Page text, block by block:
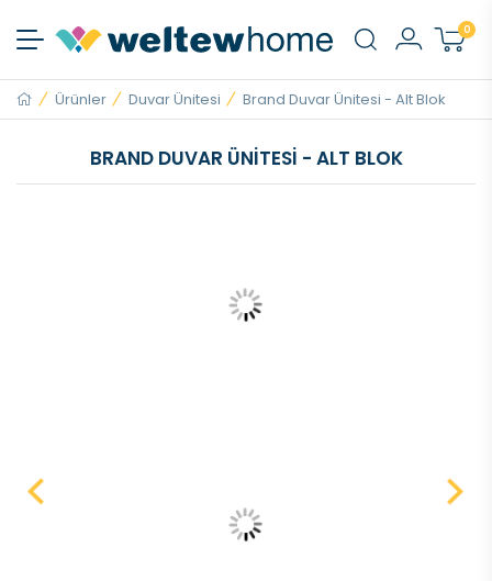
0
Ürünler Duvar Ünitesi Brand Duvar Ünitesi - Alt Blok
BRAND DUVAR ÜNITESI - ALT BLOK